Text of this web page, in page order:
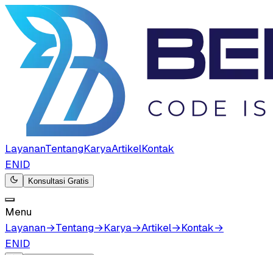
LayananTentangKaryaArtikelKontak
ENID
Konsultasi Gratis
Menu
Layanan→Tentang→Karya→Artikel→Kontak→
ENID